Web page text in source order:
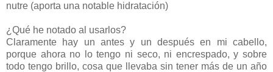
nutre (aporta una notable hidratación)
¿Qué he notado al usarlos?
Claramente hay un antes y un después en mi cabello,
porque ahora no lo tengo ni seco, ni encrespado, y sobre
todo tengo brillo, cosa que llevaba sin tener más de un año